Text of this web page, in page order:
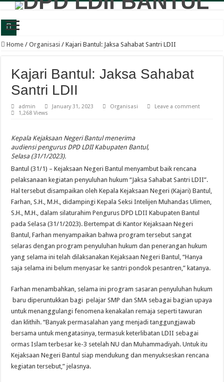
Wabup Bantul: Senam dan Bazar LDII Perkuat Kesehatan serta Ekonomi Warga
Festival Anak Sholih LDII Banguntapan Bekali Generus dengan Akhlak Mulia
Sambut Santri Baru, Pondok Pesantren Nur Aisyah Komitmen Cetak Generasi
LDII Tamantirto Gelar Festival Generus Sholeh, Siapkan Generasi Emas
Terbuka untuk Umum, LDII Banguntapan Gelar Bazar Rakyat dan Bakti Sosial
Bincang Pelajar Generus, DPD LDII Bantul Bekali Remaja Hadapi Kriminalitas
Healthy Inside Man: Ratusan Generus Putra LDII Bantul Dibekali Pengelolaan
KB TK Alkarima Lepas 21 Siswa, Pendidikan Karakter Jadi Bekal Menuju
Home / Organisasi / Kajari Bantul: Jaksa Sahabat Santri LDII
Kajari Bantul: Jaksa Sahabat
Santri LDII
admin January 31, 2023 Organisasi
Leave a comment
1,268 Views
Kepala Kejaksaan Negeri Bantul menerima
audiensi pengurus DPD LDII Kabupaten Bantul,
Selasa (31/1/2023).
Bantul (31/1) – Kejaksaan Negeri Bantul menyambut baik rencana
pelaksanaan kegiatan penyuluhan hukum “Jaksa Sahabat Santri LDII”.
Hal tersebut disampaikan oleh Kepala Kejaksaan Negeri (Kajari) Bantul,
Farhan, S.H., M.H., didampingi Kepala Seksi Intelijen Muhandas Ulimen,
S.H., M.H., dalam silaturahim Pengurus DPD LDII Kabupaten Bantul
pada Selasa (31/1/2023). Bertempat di Kantor Kejaksaan Negeri
Bantul, Farhan menyampaikan bahwa program tersebut sangat
selaras dengan program penyuluhan hukum dan penerangan hukum
yang selama ini telah dilaksanakan Kejaksaan Negeri Bantul, “Hanya
saja selama ini belum menyasar ke santri pondok pesantren,” katanya.
Farhan menambahkan, selama ini program sasaran penyuluhan hukum
baru diperuntukkan bagi pelajar SMP dan SMA sebagai bagian upaya
untuk menanggulangi fenomena kenakalan remaja seperti tawuran
dan klithih. “Banyak permasalahan yang menjadi tanggungjawab
bersama untuk mengatasinya, termasuk keterlibatan LDII sebagai
ormas Islam terbesar ke-3 setelah NU dan Muhammadiyah. Untuk itu
Kejaksaan Negeri Bantul siap mendukung dan menyukseskan rencana
kegiatan tersebut,” jelasnya.